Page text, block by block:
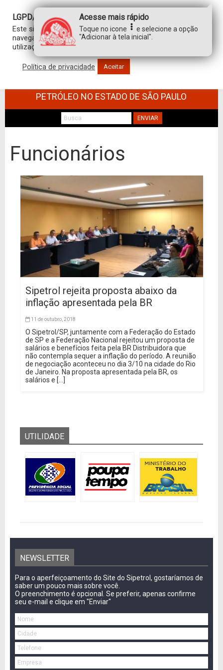
SINDICATO DOS TRABALHADORES NO
PETRÓLEO NO ESTADO DE SÃO PAULO
ENVIAR
Funcionários
Sipetrol rejeita proposta abaixo da
inflação apresentada pela BR
11 de outubro, 2018
O Sipetrol/SP, juntamente com a Federação do Estado
de SP e a Federação Nacional rejeitou um proposta de
salários e benefícios feita pela BR Distribuidora que
não contempla sequer a inflação do período. A reunião
de negociação aconteceu no dia 3/10 na cidade do Rio
de Janeiro. Na proposta apresentada pela BR, os
salários e […]
UTILIDADE
NEWSLETTER
Para o aperfeiçoamento do Site do Sipetrol, gostaríamos de
saber um pouco mais sobre você.
O preenchimento é opcional. Se preferir, apenas confirme
seu e-mail e clique em "Enviar"
LGPD/GDPR
Este site usa cookies para personalizar sua experiência de
navegação. Ao clicar em “aceitar”, você concorda com a
utilização de TODOS os cookies.
Política de privacidade Aceitar
Acesse mais rápido
Toque no icone
e selecione a opção
"Adicionar à tela inicial".